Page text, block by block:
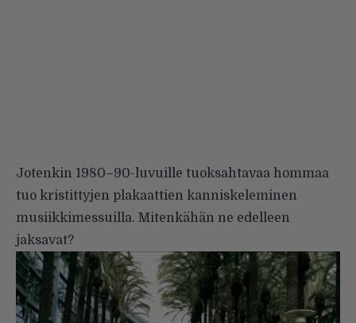
Jotenkin 1980–90-luvuille tuoksahtavaa hommaa
tuo kristittyjen plakaattien kanniskeleminen
musiikkimessuilla. Mitenkähän ne edelleen
jaksavat?